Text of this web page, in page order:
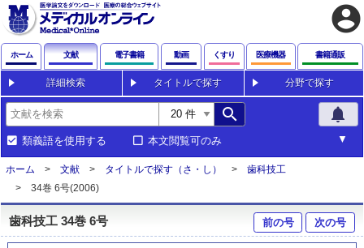
account_circle
ホーム 文献 電子書籍 動画 くすり 医療機器 書籍通販
詳細検索 タイトルで探す 分野で探す
search notifications
類義語を使用する 本文閲覧可のみ
ホーム 文献 タイトルで探す（さ・し）
歯科技工
34巻 6号(2006)
歯科技工 34巻 6号 前の号 次の号